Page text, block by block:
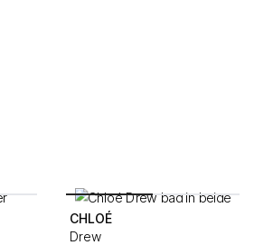
CHLOÉ
Drew